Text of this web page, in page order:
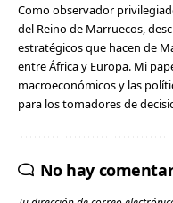
Como observador
del Reino de Marruecos,
estratégicos que hacen de
entre África y Europa. Mi
macroeconómicos y las
para los tomadores de
No hay